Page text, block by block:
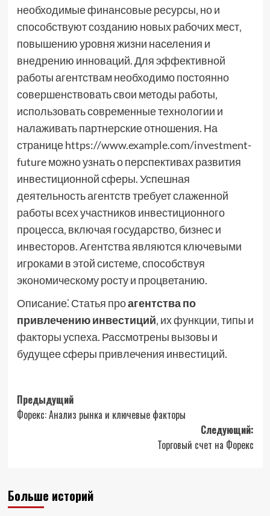
необходимые финансовые ресурсы‚ но и
способствуют созданию новых рабочих мест‚
повышению уровня жизни населения и
внедрению инноваций. Для эффективной
работы агентствам необходимо постоянно
совершенствовать свои методы работы‚
использовать современные технологии и
налаживать партнерские отношения. На
странице https://www.example.com/investment-
future можно узнать о перспективах развития
инвестиционной сферы. Успешная
деятельность агентств требует слаженной
работы всех участников инвестиционного
процесса‚ включая государство‚ бизнес и
инвесторов. Агентства являются ключевыми
игроками в этой системе‚ способствуя
экономическому росту и процветанию.
Описание⁚ Статья проагентства по
привлечению инвестиций‚ их функции‚ типы и
факторы успеха. Рассмотрены вызовы и
будущее сферы привлечения инвестиций.
Навигация
записи
Предыдущий
Форекс: Анализ рынка и ключевые факторы
Следующий:
Торговый счет на Форекс
Больше историй